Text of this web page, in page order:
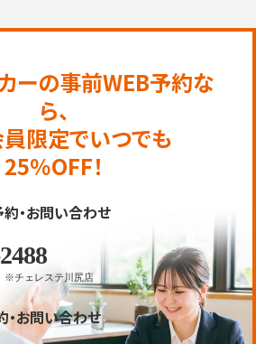
ーの事前WEB予約な
ら、
限定でいつでも
25％OFF！
・お問い合わせ
※チェレステ川尻店
・お問い合わせ